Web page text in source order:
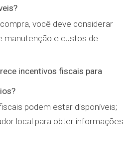
você deve considerar
manutenção e custos de
incentivos fiscais para
podem estar disponíveis;
local para obter informações